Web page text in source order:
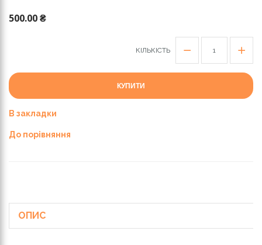
500.00 ₴
КІЛЬКІСТЬ
КУПИТИ
В закладки
До порівняння
ОПИС